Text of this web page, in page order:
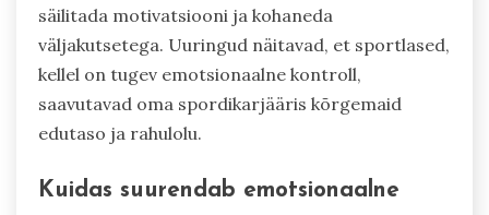
säilitada motivatsiooni ja kohaneda
väljakutsetega. Uuringud näitavad, et sportlased,
kellel on tugev emotsionaalne kontroll,
saavutavad oma spordikarjääris kõrgemaid
edutaso ja rahulolu.
Kuidas suurendab emotsionaalne